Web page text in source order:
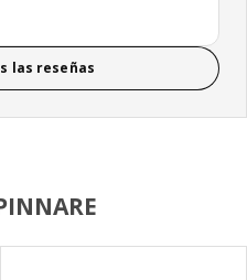
las reseñas